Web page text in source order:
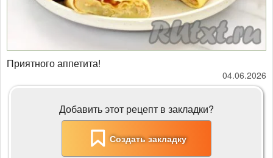
Приятного аппетита!
04.06.2026
Добавить этот рецепт в закладки?
Создать закладку